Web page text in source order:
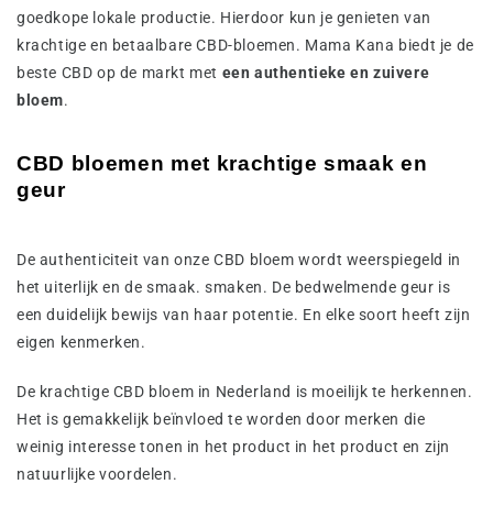
goedkope lokale productie. Hierdoor kun je genieten van
krachtige en betaalbare CBD-bloemen. Mama Kana biedt je de
beste CBD op de markt met een authentieke en zuivere
bloem.
CBD bloemen met krachtige smaak en
geur
De authenticiteit van onze CBD bloem wordt weerspiegeld in
het uiterlijk en de smaak. smaken. De bedwelmende geur is
een duidelijk bewijs van haar potentie. En elke soort heeft zijn
eigen kenmerken.
De krachtige CBD bloem in Nederland is moeilijk te herkennen.
Het is gemakkelijk beïnvloed te worden door merken die
weinig interesse tonen in het product in het product en zijn
natuurlijke voordelen.